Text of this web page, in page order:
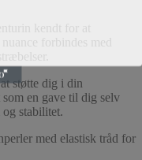
støtte dig i din
en gave til dig selv
stabilitet.
med elastisk tråd for